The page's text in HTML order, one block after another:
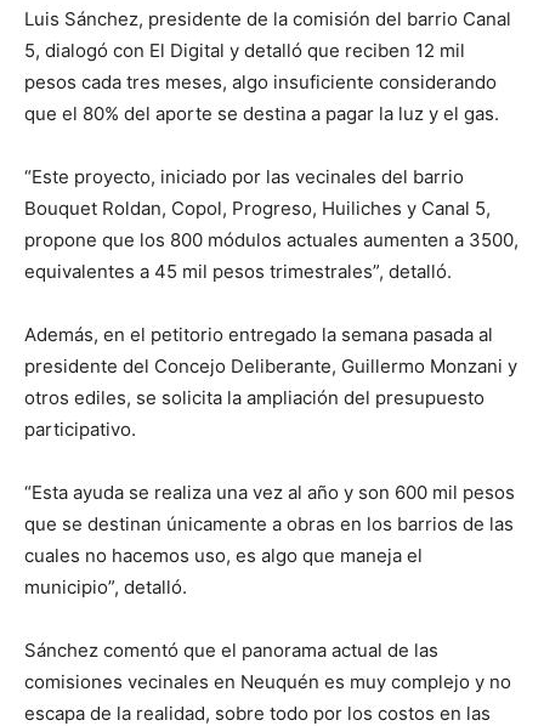
Luis Sánchez, presidente de la comisión del barrio Canal
5, dialogó con El Digital y detalló que reciben 12 mil
pesos cada tres meses, algo insuficiente considerando
que el 80% del aporte se destina a pagar la luz y el gas.
“Este proyecto, iniciado por las vecinales del barrio
Bouquet Roldan, Copol, Progreso, Huiliches y Canal 5,
propone que los 800 módulos actuales aumenten a 3500,
equivalentes a 45 mil pesos trimestrales”, detalló.
Además, en el petitorio entregado la semana pasada al
presidente del Concejo Deliberante, Guillermo Monzani y
otros ediles, se solicita la ampliación del presupuesto
participativo.
“Esta ayuda se realiza una vez al año y son 600 mil pesos
que se destinan únicamente a obras en los barrios de las
cuales no hacemos uso, es algo que maneja el
municipio”, detalló.
Sánchez comentó que el panorama actual de las
comisiones vecinales en Neuquén es muy complejo y no
escapa de la realidad, sobre todo por los costos en las